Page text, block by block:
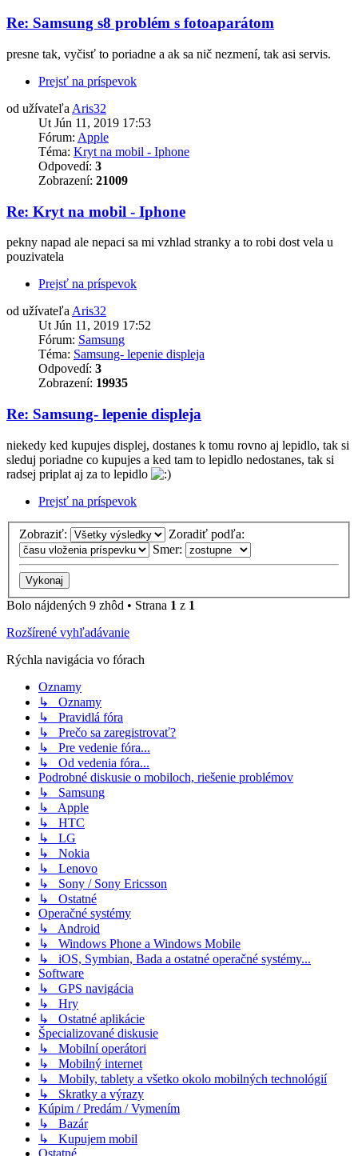
Re: Samsung s8 problém s fotoaparátom
presne tak, vyčisť to poriadne a ak sa nič nezmení, tak asi servis.
Prejsť na príspevok
od užívateľa Aris32
Ut Jún 11, 2019 17:53
Fórum: Apple
Téma: Kryt na mobil - Iphone
Odpovedí: 3
Zobrazení: 21009
Re: Kryt na mobil - Iphone
pekny napad ale nepaci sa mi vzhlad stranky a to robi dost vela u
pouzivatela
Prejsť na príspevok
od užívateľa Aris32
Ut Jún 11, 2019 17:52
Fórum: Samsung
Téma: Samsung- lepenie displeja
Odpovedí: 3
Zobrazení: 19935
Re: Samsung- lepenie displeja
niekedy ked kupujes displej, dostanes k tomu rovno aj lepidlo, tak si
sleduj poriadne co kupujes a ked tam to lepidlo nedostanes, tak si
radsej priplat aj za to lepidlo
Prejsť na príspevok
Zobraziť:
Zoradiť podľa:
Smer:
Bolo nájdených 9 zhôd • Strana 1 z 1
Rozšírené vyhľadávanie
Rýchla navigácia vo fórach
Oznamy
↳ Oznamy
↳ Pravidlá fóra
↳ Prečo sa zaregistrovať?
↳ Pre vedenie fóra...
↳ Od vedenia fóra...
Podrobné diskusie o mobiloch, riešenie problémov
↳ Samsung
↳ Apple
↳ HTC
↳ LG
↳ Nokia
↳ Lenovo
↳ Sony / Sony Ericsson
↳ Ostatné
Operačné systémy
↳ Android
↳ Windows Phone a Windows Mobile
↳ iOS, Symbian, Bada a ostatné operačné systémy...
Software
↳ GPS navigácia
↳ Hry
↳ Ostatné aplikácie
Špecializované diskusie
↳ Mobilní operátori
↳ Mobilný internet
↳ Mobily, tablety a všetko okolo mobilných technológií
↳ Skratky a výrazy
Kúpim / Predám / Vymením
↳ Bazár
↳ Kupujem mobil